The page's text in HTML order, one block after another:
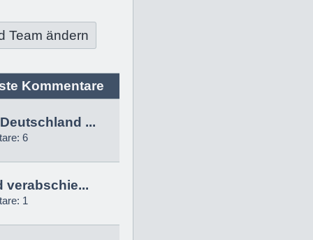
Team ändern
Kommentare
...
6
verabschie...
1